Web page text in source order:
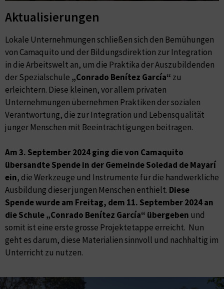
Aktualisierungen
Lokale Unternehmungen schließen sich den Bemühungen
von Camaquito und der Bildungsdirektion zur Integration
in die Arbeitswelt an, um die Praktika der Auszubildenden
der Spezialschule „Conrado Benítez García“ zu
erleichtern. Diese kleinen, vor allem privaten
Unternehmungen übernehmen Praktiken der sozialen
Verantwortung, die zur Integration und Lebensqualität
junger Menschen mit Beeinträchtigungen beitragen.
Am 3. September 2024 ging die von Camaquito
übersandte Spende in der Gemeinde Soledad de Mayarí
ein, die Werkzeuge und Instrumente für die handwerkliche
Ausbildung dieser jungen Menschen enthielt. Diese
Spende wurde am Freitag, dem 11. September 2024 an
die Schule „Conrado Benítez García“ übergeben und
somit ist eine erste grosse Projektetappe erreicht. Nun
geht es darum, diese Materialien sinnvoll und nachhaltig im
Unterricht zu nutzen.